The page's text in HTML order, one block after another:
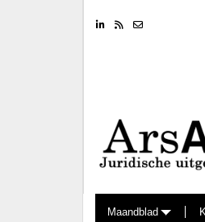
LinkedinRSS feed
Maandblad